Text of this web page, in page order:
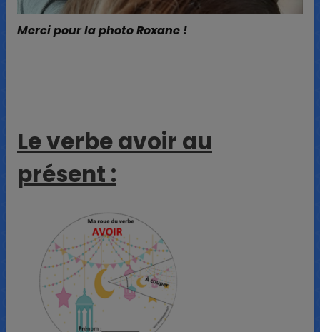
Merci pour la photo Roxane !
Le verbe avoir au
présent :